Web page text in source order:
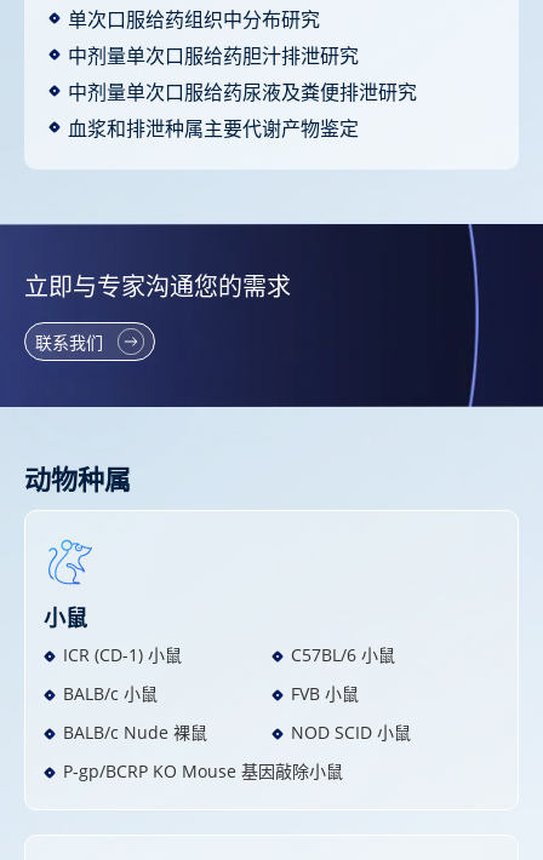
单次口服给药组织中分布研究
中剂量单次口服给药胆汁排泄研究
中剂量单次口服给药尿液及粪便排泄研究
血浆和排泄种属主要代谢产物鉴定
立即与专家沟通您的需求
联系我们
动物种属
小鼠
ICR (CD-1) 小鼠
C57BL/6 小鼠
BALB/c 小鼠
FVB 小鼠
BALB/c Nude 裸鼠
NOD SCID 小鼠
P-gp/BCRP KO Mouse 基因敲除小鼠